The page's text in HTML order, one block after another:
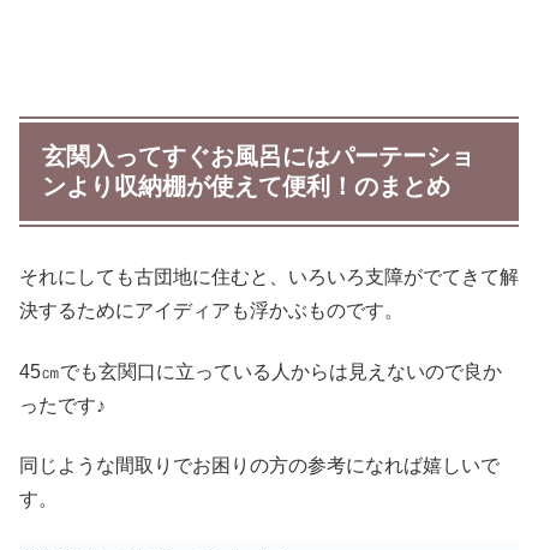
玄関入ってすぐお風呂にはパーテーショ
ンより収納棚が使えて便利！のまとめ
それにしても古団地に住むと、いろいろ支障がでてきて解
決するためにアイディアも浮かぶものです。
45㎝でも玄関口に立っている人からは見えないので良か
ったです♪
同じような間取りでお困りの方の参考になれば嬉しいで
す。